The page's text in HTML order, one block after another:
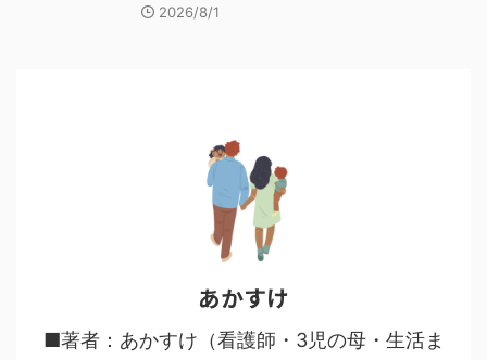
2026/8/1
あかすけ
■著者：あかすけ（看護師・3児の母・生活ま